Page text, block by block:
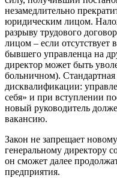
незамедлительно
юридическим лицом.
разрыву трудового
лицом – если отсутствует
бывшего управленца на
директор может быть
больничном).
дисквалификации:
себя» и при вступлении
новый руководитель
вакансию.
Закон не запрещает
генеральному директору
он сможет далее
предприятия.